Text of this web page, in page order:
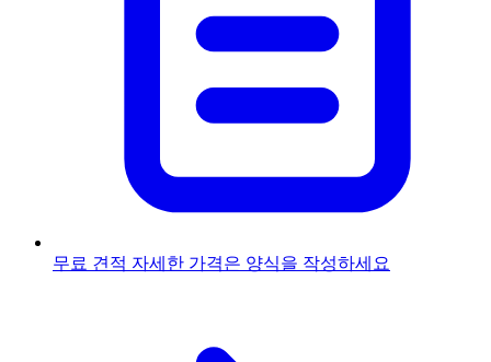
무료 견적 자세한 가격은 양식을 작성하세요